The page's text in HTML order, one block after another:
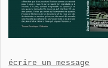
écrire un message